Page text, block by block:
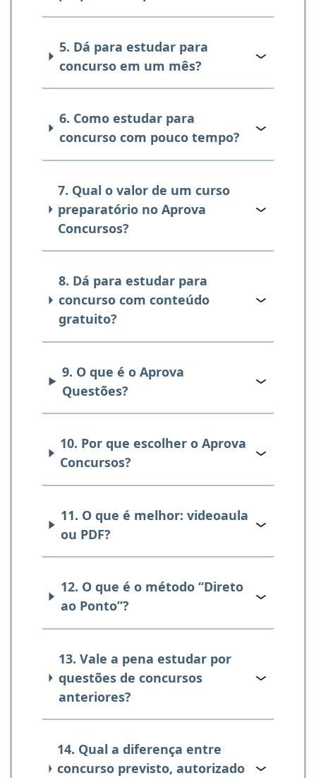
5. Dá para estudar para
concurso em um mês?
6. Como estudar para
concurso com pouco tempo?
7. Qual o valor de um curso
preparatório no Aprova
Concursos?
8. Dá para estudar para
concurso com conteúdo
gratuito?
9. O que é o Aprova
Questões?
10. Por que escolher o Aprova
Concursos?
11. O que é melhor: videoaula
ou PDF?
12. O que é o método “Direto
ao Ponto”?
13. Vale a pena estudar por
questões de concursos
anteriores?
14. Qual a diferença entre
concurso previsto, autorizado